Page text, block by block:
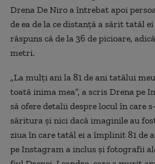
Drena De Niro a întrebat apoi
de ea de la ce distanță a sărit tatăl
răspuns că de la 36 de picioare,
metri.
„La mulți ani la 81 de ani tatălui
toată inima mea”, a scris Drena pe
să ofere detalii despre locul în care
săritura și nici dacă imaginile au
ziua în care tatăl ei a împlinit 81 de
pe Instagram a inclus și fotografii